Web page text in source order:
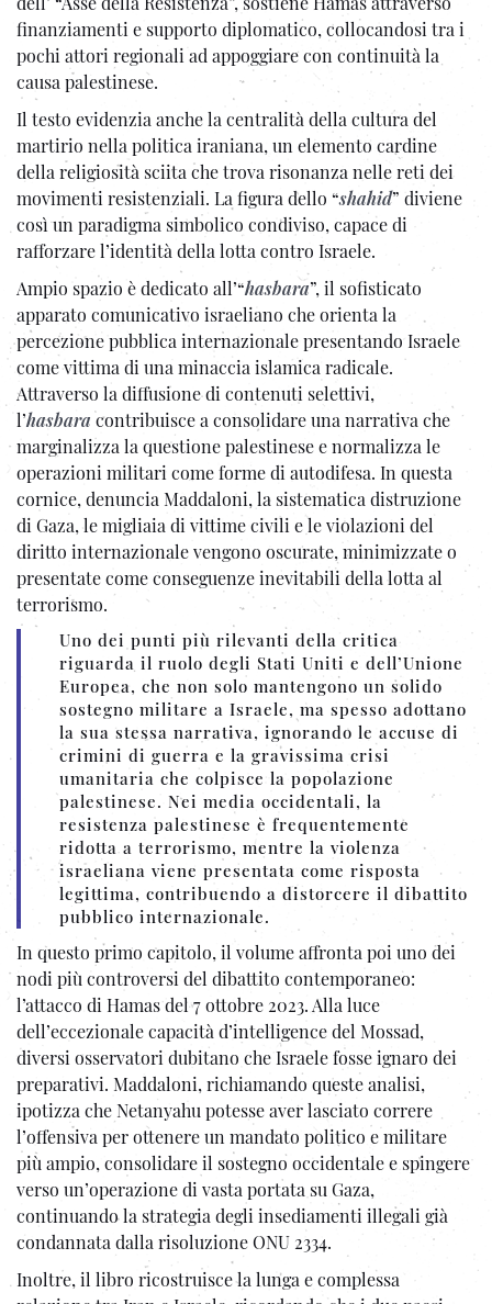
finanziamenti e supporto diplomatico, collocandosi tra i
pochi attori regionali ad appoggiare con continuità la
causa palestinese.
Il testo evidenzia anche la centralità della cultura del
martirio nella politica iraniana, un elemento cardine
della religiosità sciita che trova risonanza nelle reti dei
movimenti resistenziali. La figura dello “shahid” diviene
così un paradigma simbolico condiviso, capace di
rafforzare l’identità della lotta contro Israele.
Ampio spazio è dedicato all’“hasbara”, il sofisticato
apparato comunicativo israeliano che orienta la
percezione pubblica internazionale presentando Israele
come vittima di una minaccia islamica radicale.
Attraverso la diffusione di contenuti selettivi,
l’hasbaracontribuisce a consolidare una narrativa che
marginalizza la questione palestinese e normalizza le
operazioni militari come forme di autodifesa. In questa
cornice, denuncia Maddaloni, la sistematica distruzione
di Gaza, le migliaia di vittime civili e le violazioni del
diritto internazionale vengono oscurate, minimizzate o
presentate come conseguenze inevitabili della lotta al
terrorismo.
Uno dei punti più rilevanti della critica
riguarda il ruolo degli Stati Uniti e dell’Unione
Europea, che non solo mantengono un solido
sostegno militare a Israele, ma spesso adottano
la sua stessa narrativa, ignorando le accuse di
crimini di guerra e la gravissima crisi
umanitaria che colpisce la popolazione
palestinese. Nei media occidentali, la
resistenza palestinese è frequentemente
ridotta a terrorismo, mentre la violenza
israeliana viene presentata come risposta
legittima, contribuendo a distorcere il dibattito
pubblico internazionale.
In questo primo capitolo, il volume affronta poi uno dei
nodi più controversi del dibattito contemporaneo:
l’attacco di Hamas del 7 ottobre 2023. Alla luce
dell’eccezionale capacità d’intelligence del Mossad,
diversi osservatori dubitano che Israele fosse ignaro dei
preparativi. Maddaloni, richiamando queste analisi,
ipotizza che Netanyahu potesse aver lasciato correre
l’offensiva per ottenere un mandato politico e militare
più ampio, consolidare il sostegno occidentale e spingere
verso un’operazione di vasta portata su Gaza,
continuando la strategia degli insediamenti illegali già
condannata dalla risoluzione ONU 2334.
Inoltre, il libro ricostruisce la lunga e complessa